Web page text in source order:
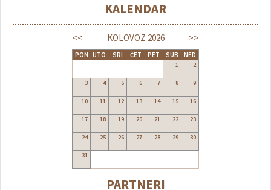
KALENDAR
<< >>
KOLOVOZ 2026
PON UTO SRI ČET PET SUB NED
1 2
3 4 5 6 7 8 9
10 11 12 13 14 15 16
17 18 19 20 21 22 23
24 25 26 27 28 29 30
31
PARTNERI